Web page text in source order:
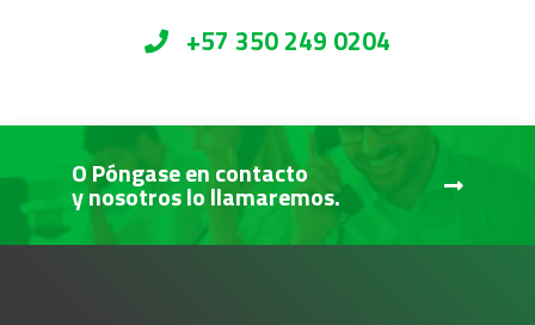
+57 350 249 0204
O Póngase en contacto
y nosotros lo llamaremos.